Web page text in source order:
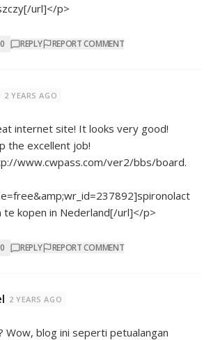
url]</p>
0 REPLY REPORT COMMENT
2 YEARS AGO
internet site! It looks very good!
the excellent job!
www.cwpass.com/ver2/bbs/board.
te kopen in Nederland[/url]</p>
0 REPLY REPORT COMMENT
2 YEARS AGO
Wow, blog ini seperti petualangan